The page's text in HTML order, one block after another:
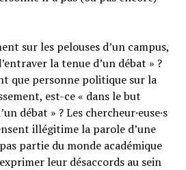
sur les pelouses d’un campus,
la tenue d’un débat » ?
que personne politique sur la
est-ce « dans le but
débat » ? Les chercheur·euse·s
illégitime la parole d’une
partie du monde académique
leur désaccords au sein